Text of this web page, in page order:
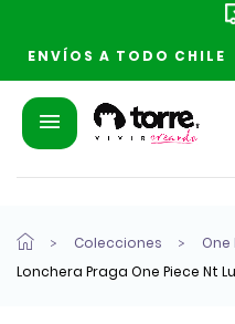
ENVÍOS A TODO CHILE
Colecciones
One
Lonchera Praga One Piece Nt